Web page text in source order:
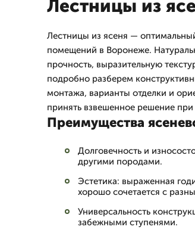
Лестницы из
Лестницы из ясеня —
помещений в Воронеже.
прочность, выразительную
подробно разберем
монтажа, варианты отделки и
принять взвешенное решение при
Преимущества
Долговечность и
другими породами.
Эстетика: выраженная
хорошо сочетается с
Универсальность
забежными ступенями.